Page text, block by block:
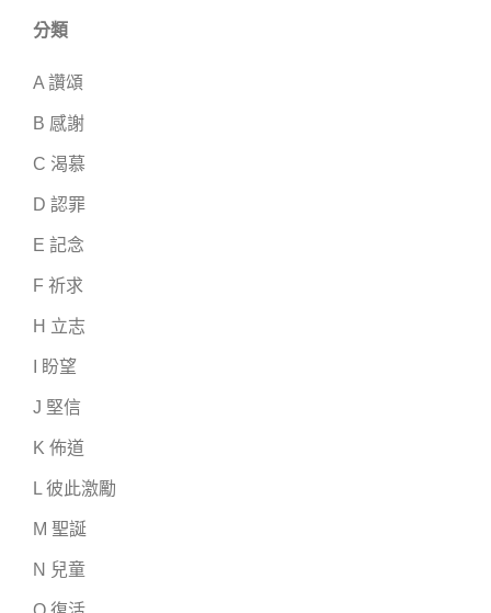
分類
A 讚頌
B 感謝
C 渴慕
D 認罪
E 記念
F 祈求
H 立志
I 盼望
J 堅信
K 佈道
L 彼此激勵
M 聖誕
N 兒童